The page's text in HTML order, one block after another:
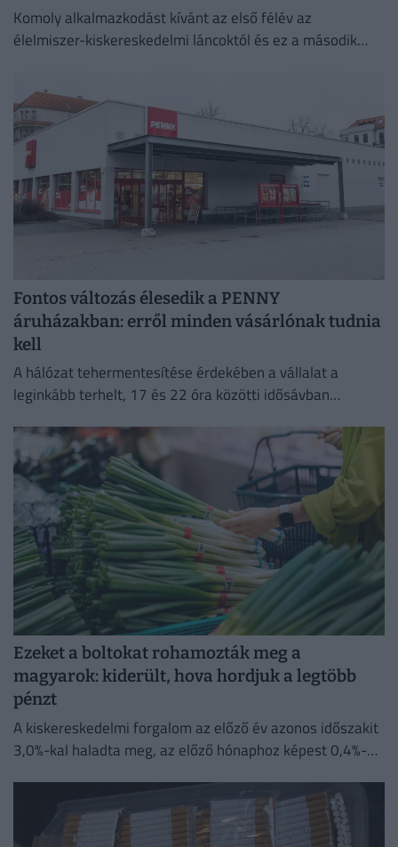
Komoly alkalmazkodást kívánt az első félév az
élelmiszer-kiskereskedelmi láncoktól és ez a második
Fontos változás élesedik a PENNY
áruházakban: erről minden vásárlónak tudnia
kell
A hálózat tehermentesítése érdekében a vállalat a
leginkább terhelt, 17 és 22 óra közötti idősávban
Ezeket a boltokat rohamozták meg a
magyarok: kiderült, hova hordjuk a legtöbb
pénzt
A kiskereskedelmi forgalom az előző év azonos időszakit
3,0%-kal haladta meg, az előző hónaphoz képest 0,4%-